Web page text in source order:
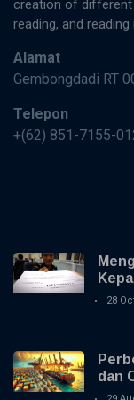
creation of
reading, and
Alamat
Gembongdadi RT
Telepon
+(62) 851-7155-
28
dan